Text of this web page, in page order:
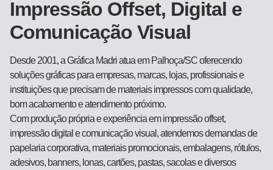
Impressão Offset, Digital e
Comunicação Visual
Desde 2001, a Gráfica Madri atua em Palhoça/SC oferecendo
soluções gráficas para empresas, marcas, lojas, profissionais e
instituições que precisam de materiais impressos com qualidade,
bom acabamento e atendimento próximo.
Com produção própria e experiência em impressão offset,
impressão digital e comunicação visual, atendemos demandas de
papelaria corporativa, materiais promocionais, embalagens, rótulos,
adesivos, banners, lonas, cartões, pastas, sacolas e diversos